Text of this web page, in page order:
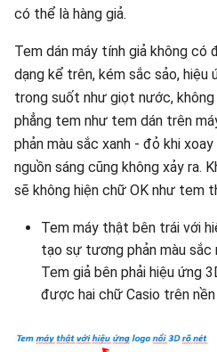
có thể là hàng giả.
Tem dán máy tính giả không có
dạng kể trên, kém sắc sảo, hiệu
trong suốt như giọt nước,
phẳng tem như tem dán trên
phản màu sắc xanh - đỏ khi
nguồn sáng cũng không xảy ra.
sẽ không hiện chữ OK như tem
Tem máy thật bên trái với
tạo sự tương phản màu sắc
Tem giả bên phải hiệu ứng
được hai chữ Casio trên nền